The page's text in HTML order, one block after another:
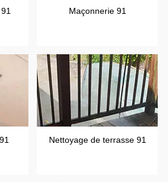
Maçonnerie 91
Nettoyage de terrasse 91